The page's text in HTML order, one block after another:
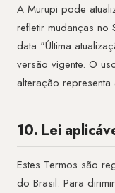
A Murupi pode
refletir mudanças no
data "Última
versão vigente. O
alteração
10. Lei
Estes Termos são
do Brasil. Para